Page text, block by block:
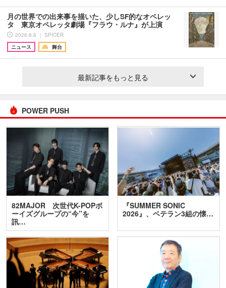
月の世界での出来事を描いた、少しSF的なオペレッ
タ 東京オペレッタ劇場『フラウ・ルナ』が上演
2026.8.8 ｜ SPICER
ニュース
舞台
最新記事をもっと見る
POWER PUSH
82MAJOR 次世代K-POPボ
ーイズグループの“今”を
訊…
『SUMMER SONIC
2026』、ベテラン3組の懐…